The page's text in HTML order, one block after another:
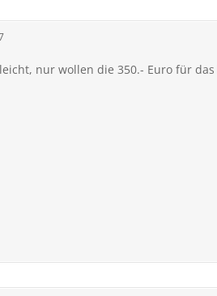
nur wollen die 350.- Euro für